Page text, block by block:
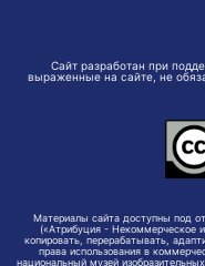
Сайт разработан при
выраженные на сайте, не
Материалы сайта доступны под
(«Атрибуция - Некоммерческое
копировать, перерабатывать,
права использования в
национальный музей